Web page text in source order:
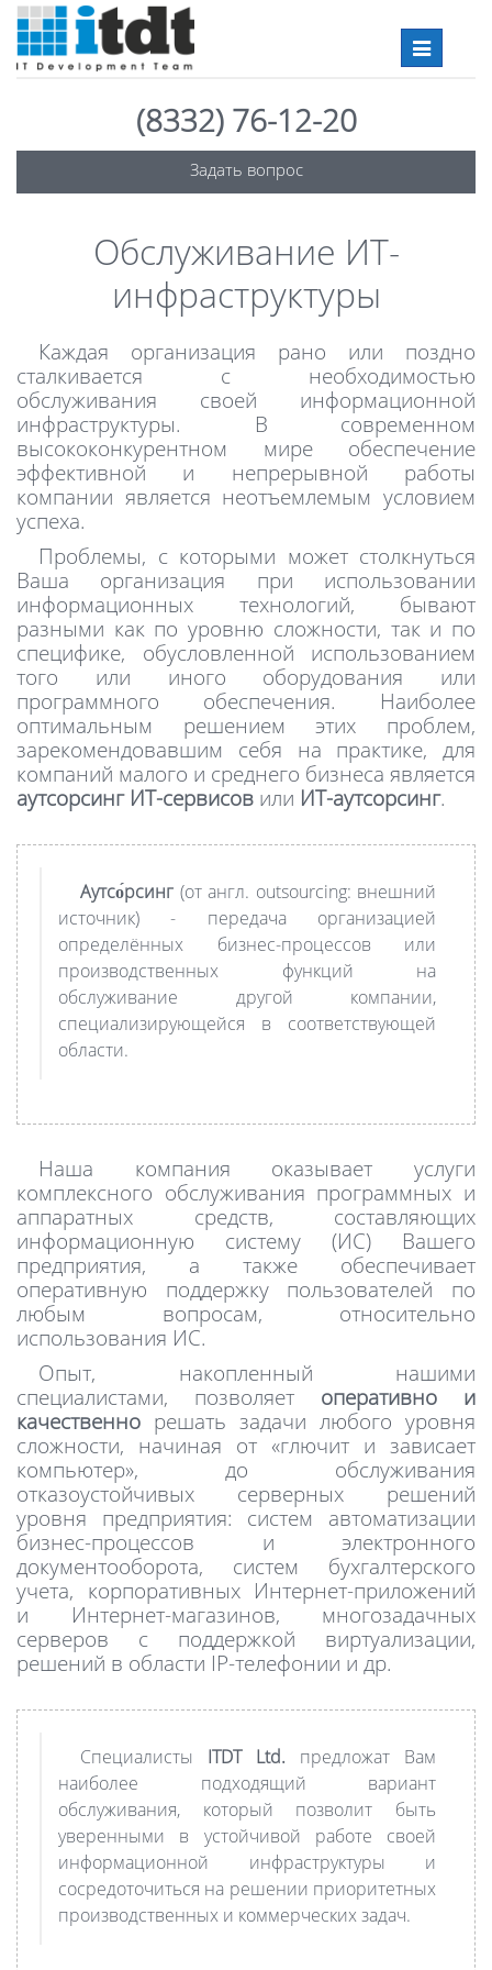
Toggle
(8332) 76-12-20
Задать вопрос
Обслуживание ИТ-
инфраструктуры
Каждая организация рано или поздно
сталкивается с необходимостью
обслуживания своей информационной
инфраструктуры. В современном
высококонкурентном мире обеспечение
эффективной и непрерывной работы
компании является неотъемлемым условием
успеха.
Проблемы, с которыми может столкнуться
Ваша организация при использовании
информационных технологий, бывают
разными как по уровню сложности, так и по
специфике, обусловленной использованием
того или иного оборудования или
программного обеспечения. Наиболее
оптимальным решением этих проблем,
зарекомендовавшим себя на практике, для
компаний малого и среднего бизнеса является
аутсорсинг ИТ-сервисов или ИТ-аутсорсинг.
Аутсо́рсинг (от англ. outsourcing: внешний
источник) - передача организацией
определённых бизнес-процессов или
производственных функций на
обслуживание другой компании,
специализирующейся в соответствующей
области.
Наша компания оказывает услуги
комплексного обслуживания программных и
аппаратных средств, составляющих
информационную систему (ИС) Вашего
предприятия, а также обеспечивает
оперативную поддержку пользователей по
любым вопросам, относительно
использования ИС.
Опыт, накопленный нашими
специалистами, позволяет оперативно и
качественно решать задачи любого уровня
сложности, начиная от «глючит и зависает
компьютер», до обслуживания
отказоустойчивых серверных решений
уровня предприятия: систем автоматизации
бизнес-процессов и электронного
документооборота, систем бухгалтерского
учета, корпоративных Интернет-приложений
и Интернет-магазинов, многозадачных
серверов с поддержкой виртуализации,
решений в области IP-телефонии и др.
Специалисты ITDT Ltd. предложат Вам
наиболее подходящий вариант
обслуживания, который позволит быть
уверенными в устойчивой работе своей
информационной инфраструктуры и
сосредоточиться на решении приоритетных
производственных и коммерческих задач.